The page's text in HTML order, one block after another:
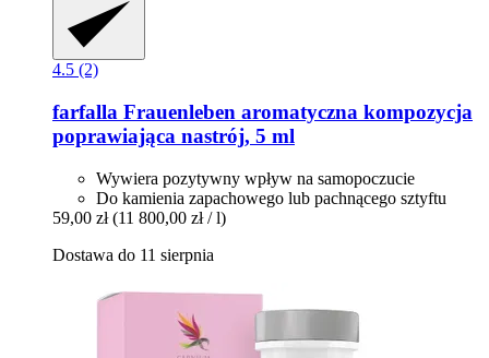
4.5 (2)
farfalla Frauenleben aromatyczna kompozycja
poprawiająca nastrój, 5 ml
Wywiera pozytywny wpływ na samopoczucie
Do kamienia zapachowego lub pachnącego sztyftu
59,00 zł (11 800,00 zł / l)
Dostawa do 11 sierpnia